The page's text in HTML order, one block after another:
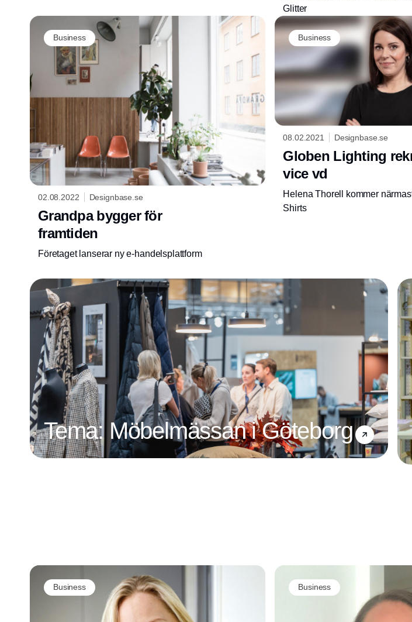
Glitter
Annons
Business
02.08.2022 Designbase.se
Grandpa bygger för
framtiden
Företaget lanserar ny e-handelsplattform
Business
08.02.2021 Designbase.se
Globen Lighting
vice vd
Helena Thorell kommer
Shirts
Tema: Möbelmässan i Göteborg
Business
Business